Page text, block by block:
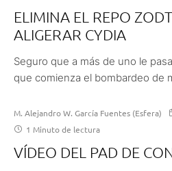
ELIMINA EL REPO
ALIGERAR CYDIA
Seguro que a más de uno le
que comienza el bombardeo de
M. Alejandro W. García Fuentes (Esfera)
1 Minuto de lectura
VÍDEO DEL PAD DE